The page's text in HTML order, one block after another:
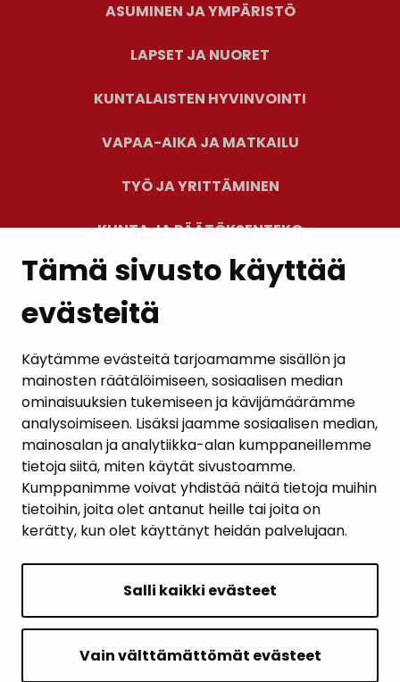
Tämä sivusto käyttää
evästeitä
Käytämme evästeitä tarjoamamme sisällön ja
mainosten räätälöimiseen, sosiaalisen median
ominaisuuksien tukemiseen ja kävijämäärämme
analysoimiseen. Lisäksi jaamme sosiaalisen median,
mainosalan ja analytiikka-alan kumppaneillemme
tietoja siitä, miten käytät sivustoamme.
Kumppanimme voivat yhdistää näitä tietoja muihin
tietoihin, joita olet antanut heille tai joita on
kerätty, kun olet käyttänyt heidän palvelujaan.
Salli kaikki evästeet
Vain välttämättömät evästeet
ASUMINEN JA YMPÄRISTÖ
LAPSET JA NUORET
KUNTALAISTEN HYVINVOINTI
VAPAA-AIKA JA MATKAILU
TYÖ JA YRITTÄMINEN
KUNTA JA PÄÄTÖKSENTEKO
AJANKOHTAISET
YHTEYSTIEDOT
KARTTAPALVELU
SIVUN ALKUUN
Intranet
Saavutettavuusseloste
Ilmoituskanava